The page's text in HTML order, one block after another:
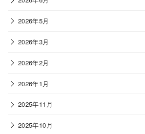
2026年5月
2026年3月
2026年2月
2026年1月
2025年11月
2025年10月